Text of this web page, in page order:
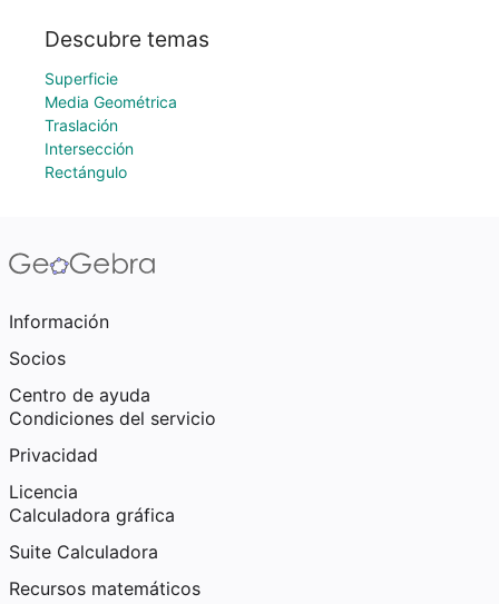
Descubre temas
Superficie
Media Geométrica
Traslación
Intersección
Rectángulo
Información
Socios
Centro de ayuda
Condiciones del servicio
Privacidad
Licencia
Calculadora gráfica
Suite Calculadora
Recursos matemáticos